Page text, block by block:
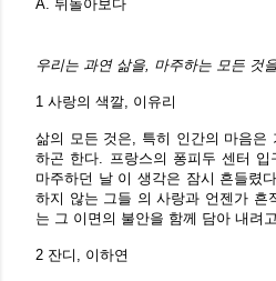
A. 뒤돌아보다
우리는 과연 삶을, 마주하는 모든 것
1 사랑의 색깔, 이유리
삶의 모든 것은, 특히 인간의 마음은
하곤 한다. 프랑스의 퐁피두 센터 입
마주하던 날 이 생각은 잠시 흔들렸
하지 않는 그들 의 사랑과 언젠가 흔
는 그 이면의 불안을 함께 담아 내려
2 잔디, 이하연